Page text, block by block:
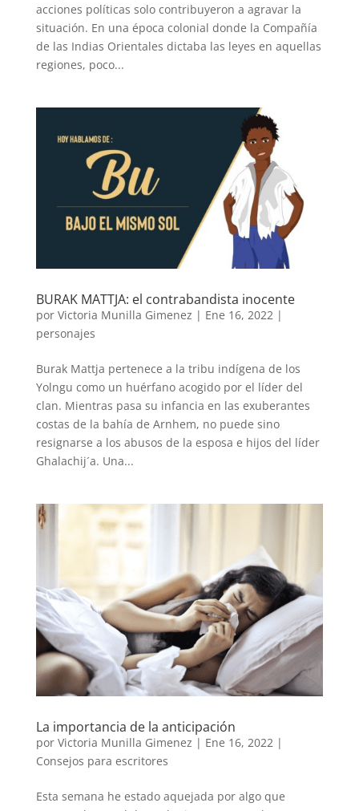
acciones políticas solo contribuyeron a agravar la
situación. En una época colonial donde la Compañía
de las Indias Orientales dictaba las leyes en aquellas
regiones, poco...
BURAK MATTJA: el contrabandista inocente
por Victoria Munilla Gimenez | Ene 16, 2022|
personajes
Burak Mattja pertenece a la tribu indígena de los
Yolngu como un huérfano acogido por el líder del
clan. Mientras pasa su infancia en las exuberantes
costas de la bahía de Arnhem, no puede sino
resignarse a los abusos de la esposa e hijos del líder
Ghalachij´a. Una...
La importancia de la anticipación
por Victoria Munilla Gimenez | Ene 16, 2022|
Consejos para escritores
Esta semana he estado aquejada por algo que